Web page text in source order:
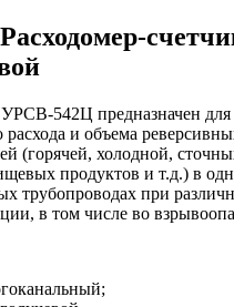
542Ц предназначен для
расхода и объема
(горячей, холодной,
продуктов и т.д.) в
трубопроводах при
в том числе во